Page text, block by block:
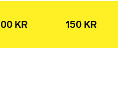
KR 150 KR